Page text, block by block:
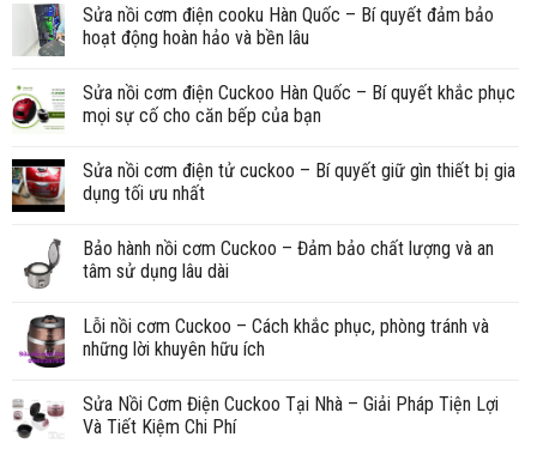
Sửa nồi cơm điện cooku Hàn Quốc – Bí quyết đảm bảo
hoạt động hoàn hảo và bền lâu
Sửa nồi cơm điện Cuckoo Hàn Quốc – Bí quyết khắc phục
mọi sự cố cho căn bếp của bạn
Sửa nồi cơm điện tử cuckoo – Bí quyết giữ gìn thiết bị gia
dụng tối ưu nhất
Bảo hành nồi cơm Cuckoo – Đảm bảo chất lượng và an
tâm sử dụng lâu dài
Lỗi nồi cơm Cuckoo – Cách khắc phục, phòng tránh và
những lời khuyên hữu ích
Sửa Nồi Cơm Điện Cuckoo Tại Nhà – Giải Pháp Tiện Lợi
Và Tiết Kiệm Chi Phí